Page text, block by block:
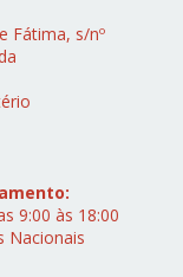
Fátima, s/nº
9:00 às 18:00
Nacionais